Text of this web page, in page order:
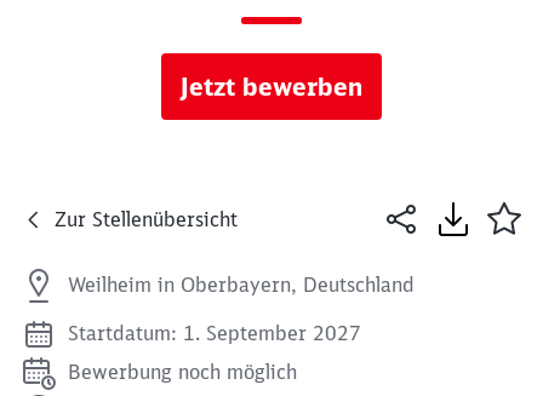
Jetzt bewerben
Zur Stellenübersicht
Weilheim in Oberbayern, Deutschland
Startdatum: 1. September 2027
Bewerbung noch möglich